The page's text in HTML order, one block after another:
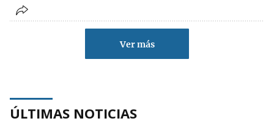
Ver más
ÚLTIMAS NOTICIAS